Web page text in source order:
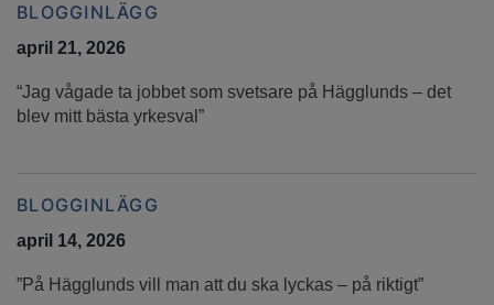
BLOGGINLÄGG
april 21, 2026
“Jag vågade ta jobbet som svetsare på Hägglunds – det
blev mitt bästa yrkesval”
BLOGGINLÄGG
april 14, 2026
”På Hägglunds vill man att du ska lyckas – på riktigt”